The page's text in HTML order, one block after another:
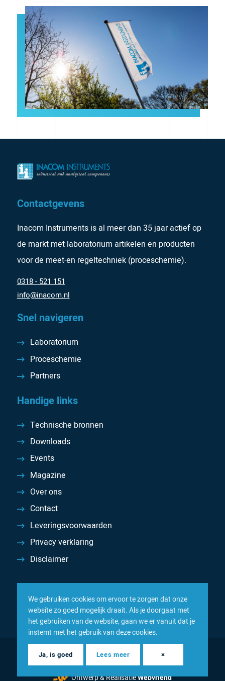
Contactgevens
Inacom Instruments is al meer dan 35 jaar actief op
de markt met laboratorium artikelen en producten
voor de meet-en regeltechniek (proceschemie).
0318 - 521 151
info@inacom.nl
Snel navigeren
Laboratorium
Proceschemie
Partners
Handige links
Technische bronnen
Downloads
Events
Magazine
Over ons
Contact
Leveringsvoorwaarden
Privacy verklaring
Disclaimer
© 2026 Inacom — Sterk in spareparts, consumables en
componenten
Ontwerp & RealisatieWebvriend
We gebruiken cookies om ervoor te zorgen dat onze
website zo goed mogelijk draait. Als je doorgaat met
het gebruiken van de website, gaan we er vanuit dat je
instemt met het gebruik van deze cookies.
Ja, is goed Lees meer ×